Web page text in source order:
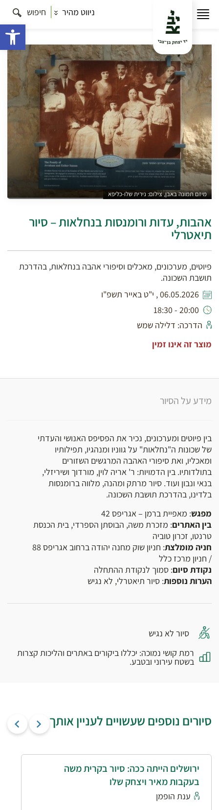
ניווט מהיר חיפוש סיורים בירושלים
אהבות, עדות
מיזם תמונה באבן, צילום: נירית שלו-כליפא
אהבות, עדות ורומנסות בנחלאות – סיור
תיאטרלי
פיוטים, מערכונים, מאכלים וסיפורי אהבה בנחלאות, בהדרכת
תושבת השכונה.
06.05.2026 , י"ט באייר תשפ"ו
20:00 - 18:30
הדרכה: דלילה שמש
מוצר זה אינו זמין
מידע על הסיור
בין פיוטים ומערכונים, נכיר את הפסיפס האנושי והעדתי
של שכונות ה"נחלאות" על גווניו ומנהגיו, תפילותיו
ומאכליו, ואת סיפורי האהבה המרגשים השזורים
בתולדותיו. בין הדמויות: ר' אריה לוין, מורדוך ושיריזלי,
בנאי ונבון ועוד. סיור מרתק ומהנה, מלווה ברומנסות
בלדינו, בהדרכת תושבת השכונה.
מפגש: מאפיית ברמן – אגריפס 42
בין האתרים: מזכרת משה, הבוסתן הספרדי, בית הכנסת
טרנטו, זכרון טוביה
חניה מומלצת
: חניון שוק מחנה יהודה ברחוב אגריפס 88
/ חניון מרכז כלל
נקודת סיום: סמוך לנקודת ההתחלה
הערות נוספות: סיור תיאטרלי, לא נגיש
סיור לא נגיש
רמת קושי נמוכה: יכללו ביקורים באתרים והליכות קצרות
בשטח עירוני ובטבע.
סיורים נוספים שעשויים לעניין אותך
ירושלים הייתה ככה: סיור בקרית משה
בעקבות מאיר ויצחק שלו
ענת הופמן